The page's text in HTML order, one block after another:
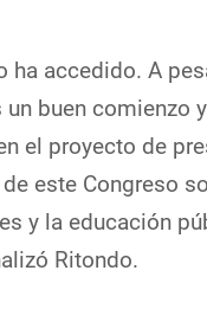
ha accedido. A
un buen comienzo
el proyecto de
este Congreso
y la educación
Ritondo.